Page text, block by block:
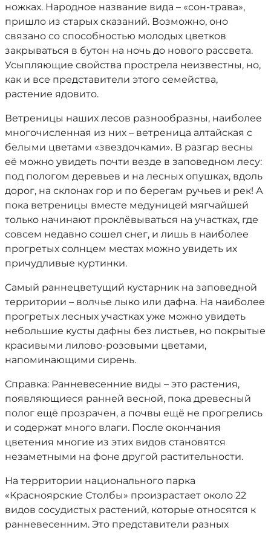
ножках. Народное название вида – «сон-трава»,
пришло из старых сказаний. Возможно, оно
связано со способностью молодых цветков
закрываться в бутон на ночь до нового рассвета.
Усыпляющие свойства прострела неизвестны, но,
как и все представители этого семейства,
растение ядовито.
Ветреницы наших лесов разнообразны, наиболее
многочисленная из них – ветреница алтайская с
белыми цветами «звездочками». В разгар весны
её можно увидеть почти везде в заповедном лесу:
под пологом деревьев и на лесных опушках, вдоль
дорог, на склонах гор и по берегам ручьев и рек! А
пока ветреницы вместе медуницей мягчайшей
только начинают проклёвываться на участках, где
совсем недавно сошел снег, и лишь в наиболее
прогретых солнцем местах можно увидеть их
причудливые куртинки.
Самый раннецветущий кустарник на заповедной
территории – волчье лыко или дафна. На наиболее
прогретых лесных участках уже можно увидеть
небольшие кусты дафны без листьев, но покрытые
красивыми лилово-розовыми цветами,
напоминающими сирень.
Справка: Ранневесенние виды – это растения,
появляющиеся ранней весной, пока древесный
полог ещё прозрачен, а почвы ещё не прогрелись
и содержат много влаги. После окончания
цветения многие из этих видов становятся
незаметными на фоне другой растительности.
На территории национального парка
«Красноярские Столбы» произрастает около 22
видов сосудистых растений, которые относятся к
ранневесенним. Это представители разных